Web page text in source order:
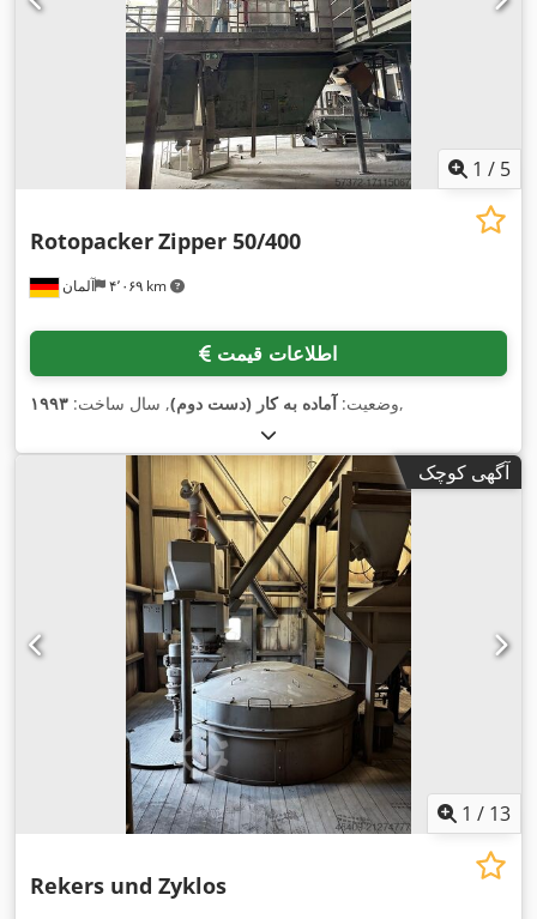
1 / 5
آلمان ۴٬۰۶۹ km
RotopackerZipper 50/400
اطلاعات قیمت
وضعیت:آماده به کار (دست دوم), سال ساخت: ۱۹۹۳ ,
آگهی کوچک
1 / 13
Rekers und Zyklos